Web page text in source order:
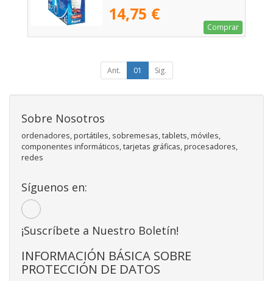
14,75 €
Comprar
Ant. 01 Sig.
Sobre Nosotros
ordenadores, portátiles, sobremesas, tablets, móviles,
componentes informáticos, tarjetas gráficas, procesadores,
redes
Síguenos en:
¡Suscríbete a Nuestro Boletín!
INFORMACIÓN BÁSICA SOBRE
PROTECCIÓN DE DATOS